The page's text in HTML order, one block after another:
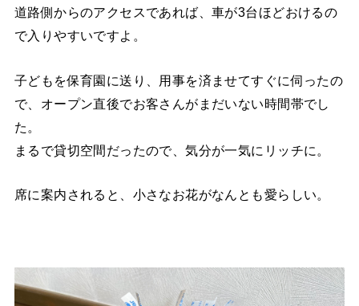
道路側からのアクセスであれば、車が3台ほどおけるの
で入りやすいですよ。
子どもを保育園に送り、用事を済ませてすぐに伺ったの
で、オープン直後でお客さんがまだいない時間帯でし
た。
まるで貸切空間だったので、気分が一気にリッチに。
席に案内されると、小さなお花がなんとも愛らしい。